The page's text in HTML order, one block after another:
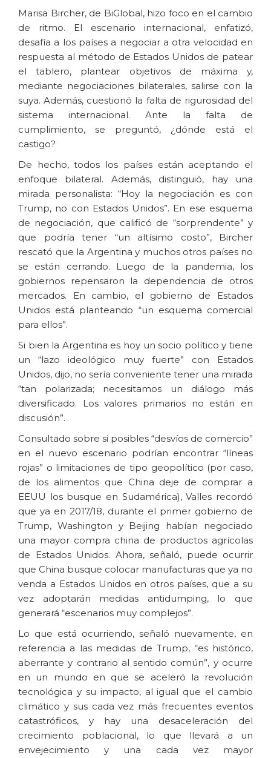
Marisa Bircher, de BiGlobal, hizo foco en el cambio
de ritmo. El escenario internacional, enfatizó,
desafía a los países a negociar a otra velocidad en
respuesta al método de Estados Unidos de patear
el tablero, plantear objetivos de máxima y,
mediante negociaciones bilaterales, salirse con la
suya. Además, cuestionó la falta de rigurosidad del
sistema internacional. Ante la falta de
cumplimiento, se preguntó, ¿dónde está el
castigo?
De hecho, todos los países están aceptando el
enfoque bilateral. Además, distinguió, hay una
mirada personalista: “Hoy la negociación es con
Trump, no con Estados Unidos”. En ese esquema
de negociación, que calificó de “sorprendente” y
que podría tener “un altísimo costo”, Bircher
rescató que la Argentina y muchos otros países no
se están cerrando. Luego de la pandemia, los
gobiernos repensaron la dependencia de otros
mercados. En cambio, el gobierno de Estados
Unidos está planteando “un esquema comercial
para ellos”.
Si bien la Argentina es hoy un socio político y tiene
un “lazo ideológico muy fuerte” con Estados
Unidos, dijo, no sería conveniente tener una mirada
“tan polarizada; necesitamos un diálogo más
diversificado. Los valores primarios no están en
discusión”.
Consultado sobre si posibles “desvíos de comercio”
en el nuevo escenario podrían encontrar “líneas
rojas” o limitaciones de tipo geopolítico (por caso,
de los alimentos que China deje de comprar a
EEUU los busque en Sudamérica), Valles recordó
que ya en 2017/18, durante el primer gobierno de
Trump, Washington y Beijing habían negociado
una mayor compra china de productos agrícolas
de Estados Unidos. Ahora, señaló, puede ocurrir
que China busque colocar manufacturas que ya no
venda a Estados Unidos en otros países, que a su
vez adoptarán medidas antidumping, lo que
generará “escenarios muy complejos”.
Lo que está ocurriendo, señaló nuevamente, en
referencia a las medidas de Trump, “es histórico,
aberrante y contrario al sentido común”, y ocurre
en un mundo en que se aceleró la revolución
tecnológica y su impacto, al igual que el cambio
climático y sus cada vez más frecuentes eventos
catastróficos, y hay una desaceleración del
crecimiento poblacional, lo que llevará a un
envejecimiento y una cada vez mayor